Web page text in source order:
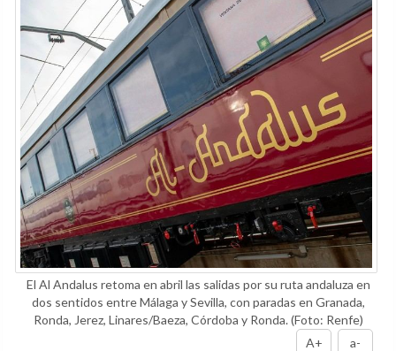
El Al Andalus retoma en abril las salidas por su ruta andaluza en
dos sentidos entre Málaga y Sevilla, con paradas en Granada,
Ronda, Jerez, Linares/Baeza, Córdoba y Ronda.(Foto: Renfe)
A+
a-